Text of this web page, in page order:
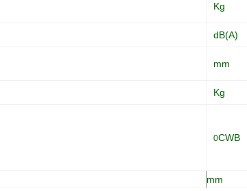
Kg
dB(A)
mm
Kg
0CWB
mm